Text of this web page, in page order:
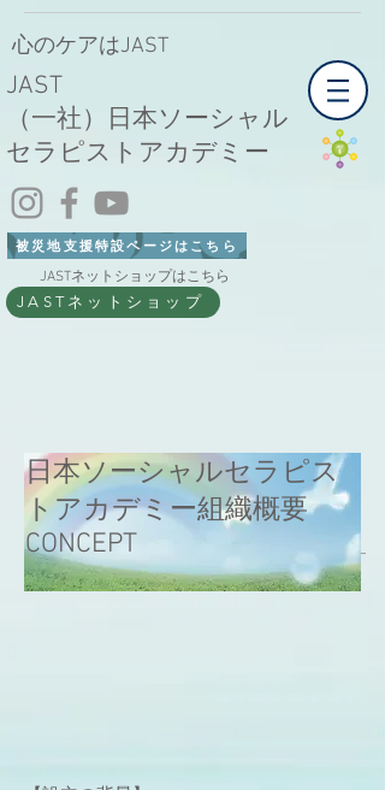
心のケアはJAST
JAST
（一社）日本ソーシャル
セラピストアカデミー
被災地支援特設ページはこちら
JASTネットショップはこちら
JASTネットショップ
日本ソーシャルセラピス
トアカデミー組織概要
CONCEPT